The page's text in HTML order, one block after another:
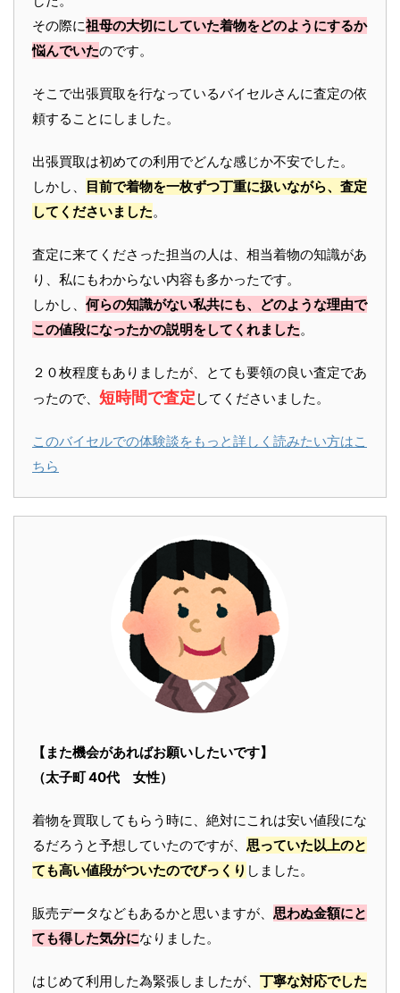
その際に祖母の大切にしていた着物をどのようにするか
悩んでいたのです。
そこで出張買取を行なっているバイセルさんに査定の依
頼することにしました。
出張買取は初めての利用でどんな感じか不安でした。
しかし、
目前で着物を一枚ずつ丁重に扱いながら、査定
してくださいました。
査定に来てくださった担当の人は、相当着物の知識があ
り、私にもわからない内容も多かったです。
しかし、 何らの知識がない私共にも、どのような理由で
この値段になったかの説明をしてくれました。
２０枚程度もありましたが、とても要領の良い査定であ
ったので、 短時間で査定 してくださいました。
このバイセルでの体験談をもっと詳しく読みたい方はこ
ちら
【また機会があればお願いしたいです】
（太子町 40代 女性）
着物を買取してもらう時に、絶対にこれは安い値段にな
るだろうと予想していたのですが、 思っていた以上のと
ても高い値段がついたのでびっくり しました。
販売データなどもあるかと思いますが、 思わぬ金額にと
ても得した気分になりました。
はじめて利用した為緊張しましたが、 丁寧な対応でした